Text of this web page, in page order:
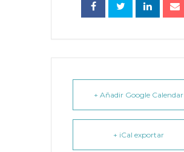
+ Añadir Google Calendar
+ iCal exportar